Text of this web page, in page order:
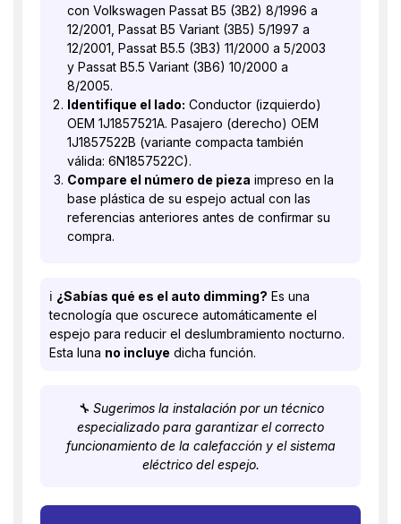
con Volkswagen Passat B5 (3B2) 8/1996 a
12/2001, Passat B5 Variant (3B5) 5/1997 a
12/2001, Passat B5.5 (3B3) 11/2000 a 5/2003
y Passat B5.5 Variant (3B6) 10/2000 a
8/2005.
Identifique el lado: Conductor (izquierdo)
OEM 1J1857521A. Pasajero (derecho) OEM
1J1857522B (variante compacta también
válida: 6N1857522C).
Compare el número de pieza impreso en la
base plástica de su espejo actual con las
referencias anteriores antes de confirmar su
compra.
ℹ️ ¿Sabías qué es el auto dimming? Es una
tecnología que oscurece automáticamente el
espejo para reducir el deslumbramiento nocturno.
Esta luna no incluye dicha función.
🔧 Sugerimos la instalación por un técnico
especializado para garantizar el correcto
funcionamiento de la calefacción y el sistema
eléctrico del espejo.